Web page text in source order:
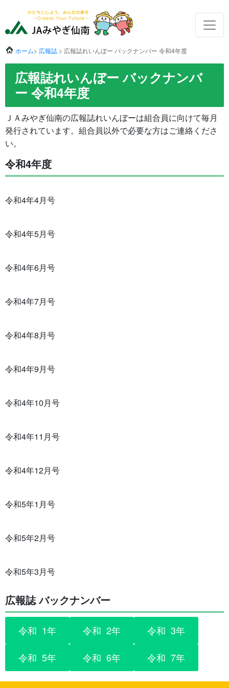
ホーム> 広報誌 > 広報誌れいんぼー バックナンバー 令和4年度
広報誌れいんぼー バックナンバ
ー 令和4年度
ＪＡみやぎ仙南の広報誌れいんぼーは組合員に向けて毎月
発行されています。組合員以外で必要な方はご連絡くださ
い。
令和4年度
令和4年4月号
令和4年5月号
令和4年6月号
令和4年7月号
令和4年8月号
令和4年9月号
令和4年10月号
令和4年11月号
令和4年12月号
令和5年1月号
令和5年2月号
令和5年3月号
広報誌 バックナンバー
令和 1年 令和 2年 令和 3年
令和 5年 令和 6年 令和 7年